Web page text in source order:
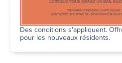
Des conditions s'appliquent.
pour les nouveaux résidents.